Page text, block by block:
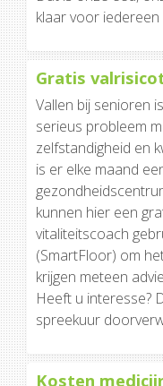
klaar voor iedereen
Gratis
Vallen bij senioren
serieus probleem
zelfstandigheid en
is er elke maand
kunnen hier een
vitaliteitscoach
(SmartFloor) om
krijgen meteen
Heeft u interesse?
spreekuur
Kosten